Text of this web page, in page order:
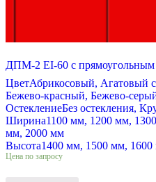
ДПМ-2 EI-60 с прямоугольным
ЦветАбрикосовый, Агатовый
Бежево-красный, Бежево-
ОстеклениеБез остекления,
Ширина1100 мм, 1200 мм,
мм, 2000 мм
Высота1400 мм, 1500 мм,
Цена по запросу